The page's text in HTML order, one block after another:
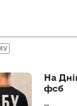
На
фсб